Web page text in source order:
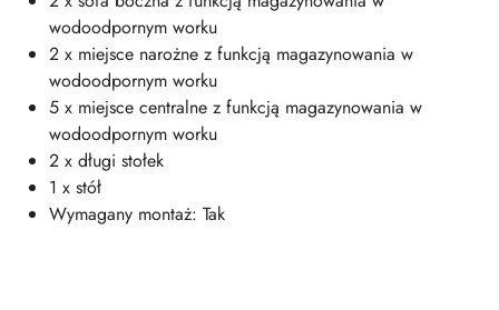
wodoodpornym worku
2 x miejsce narożne z funkcją magazynowania w
wodoodpornym worku
5 x miejsce centralne z funkcją magazynowania w
wodoodpornym worku
2 x długi stołek
1 x stół
Wymagany montaż: Tak